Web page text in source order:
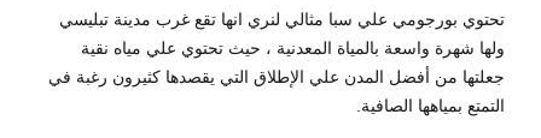
تحتوي بورجومي علي سبا مثالي لنري انها تقع غرب مدينة تبليسي
ولها شهرة واسعة بالمياة المعدنية ، حيث تحتوي علي مياه نقية
جعلتها من أفضل المدن علي الإطلاق التي يقصدها كثيرون رغبة في
التمتع بمياهها الصافية.